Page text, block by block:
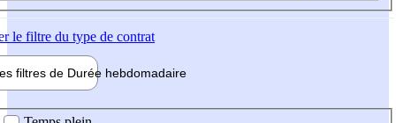
le filtre du type de contrat
filtres de Durée hebdomadaire